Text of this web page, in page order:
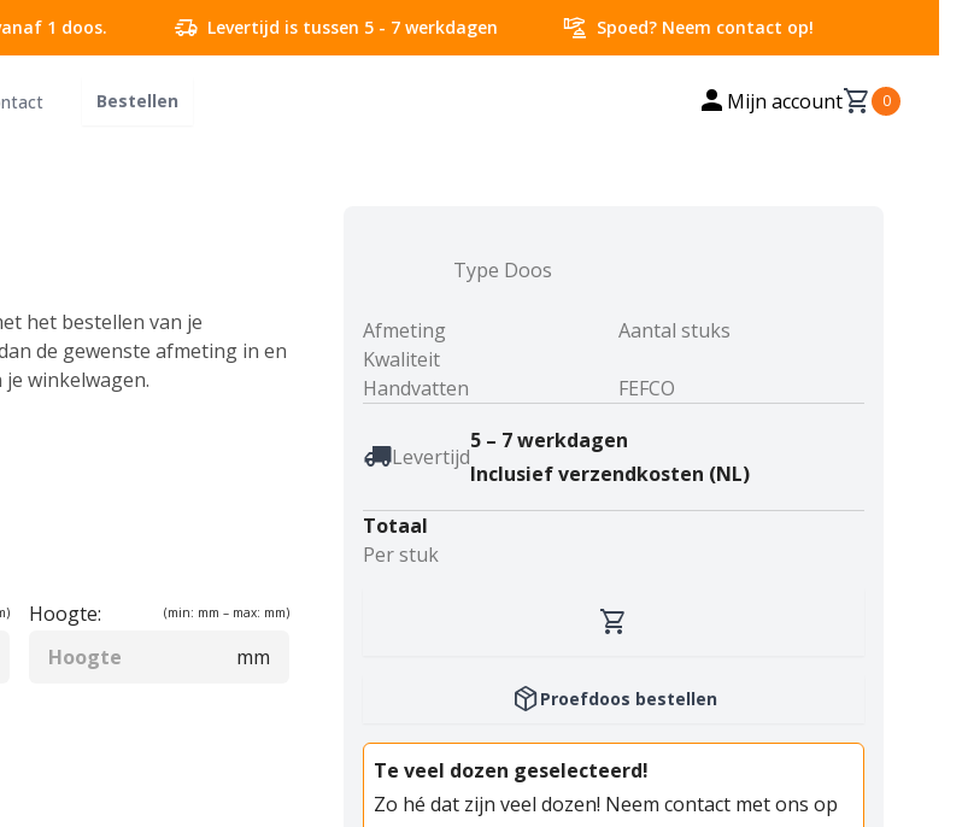
1 doos. delivery_truck_speed Levertijd is tussen 5 - 7 werkdagen concierge Spoed? Neem contact op!
Bestellen person Mijn accountshopping_cart 0
items in cart,
het bestellen van je
de gewenste afmeting in en
winkelwagen.
Hoogte: (min: mm – max: mm)
mm
Type Doos
Afmeting
Aantal stuks
Kwaliteit
Handvatten
FEFCO
local_shippingLevertijd
5 – 7 werkdagen
Inclusief verzendkosten (NL)
Totaal
Per stuk
shopping_cart
package_2Proefdoos bestellen
Te veel dozen geselecteerd!
Zo hé dat zijn veel dozen! Neem contact met ons op